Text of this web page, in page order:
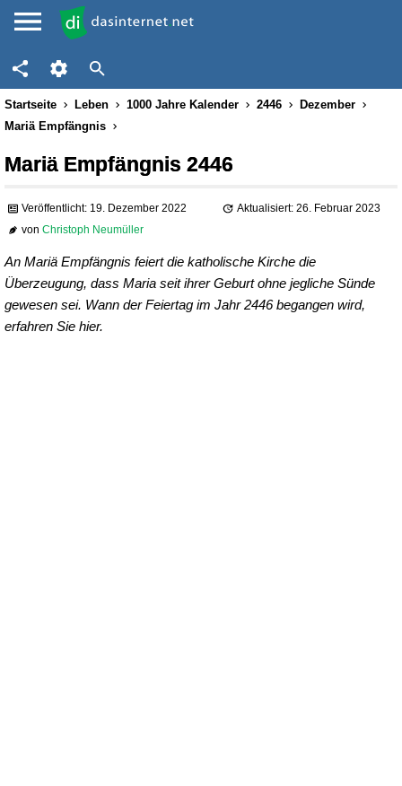
Startseite Leben 1000 Jahre Kalender 2446
Dezember
Mariä Empfängnis
Mariä Empfängnis 2446
Veröffentlicht: 19. Dezember 2022
Aktualisiert: 26. Februar 2023
vonChristoph Neumüller
An Mariä Empfängnis feiert die katholische Kirche die
Überzeugung, dass Maria seit ihrer Geburt ohne jegliche Sünde
gewesen sei. Wann der Feiertag im Jahr 2446 begangen wird,
erfahren Sie hier.